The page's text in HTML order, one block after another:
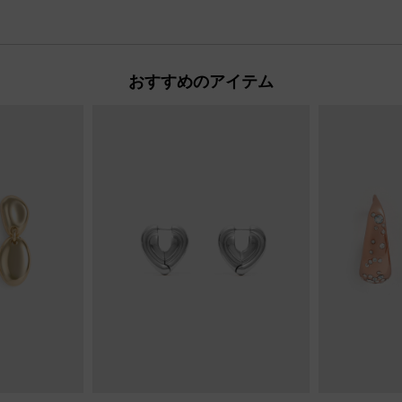
おすすめのアイテム